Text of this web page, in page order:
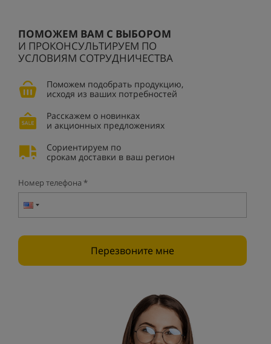
ПОМОЖЕМ ВАМ С ВЫБОРОМ
И ПРОКОНСУЛЬТИРУЕМ ПО
УСЛОВИЯМ СОТРУДНИЧЕСТВА
Поможем подобрать продукцию,
исходя из ваших потребностей
Расскажем о новинках
и акционных предложениях
Сориентируем по
срокам доставки в ваш регион
Номер телефона *
Перезвоните мне